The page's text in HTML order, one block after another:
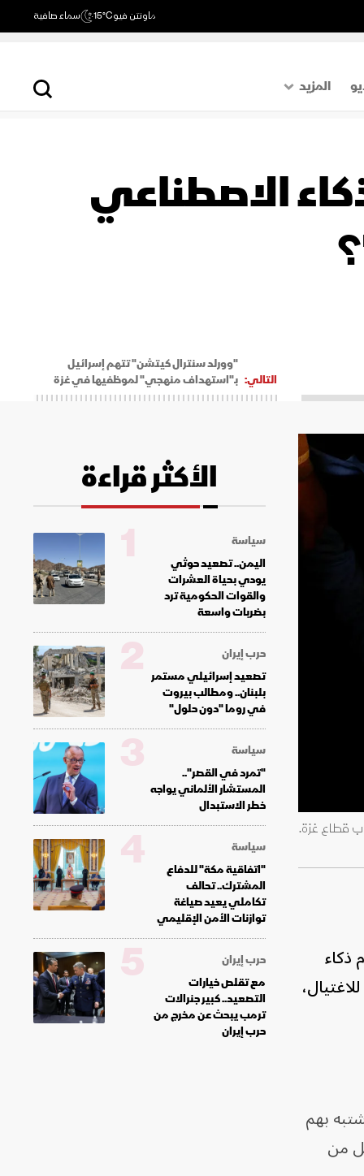
ماونتن فيو15°C سماء صافية
المزيد
اقتصاد
الاصطناعي
التالي:
"وورلد سنترال كيتشن" تتهم إسرائيل
بـ"استهداف منهجي" لموظفيها في غزة
قطاع غزة.
محتملة للاغتيال،
بهم
من
الأكثر قراءة
سياسة
اليمن.. تصعيد حوثي
يودي بحياة العشرات
والقوات الحكومية ترد
بضربات واسعة
1
حرب إيران
تصعيد إسرائيلي مستمر
بلبنان.. ومطالب بيروت
في روما "دون حلول"
2
سياسة
"تمرد في القصر"..
المستشار الألماني يواجه
خطر الاستبدال
3
سياسة
"اتفاقية مكة" للدفاع
المشترك.. تحالف
تكاملي يعيد صياغة
توازنات الأمن الإقليمي
4
حرب إيران
مع تقلص خيارات
التصعيد.. كبير جنرالات
ترمب يبحث عن مخرج من
حرب إيران
5